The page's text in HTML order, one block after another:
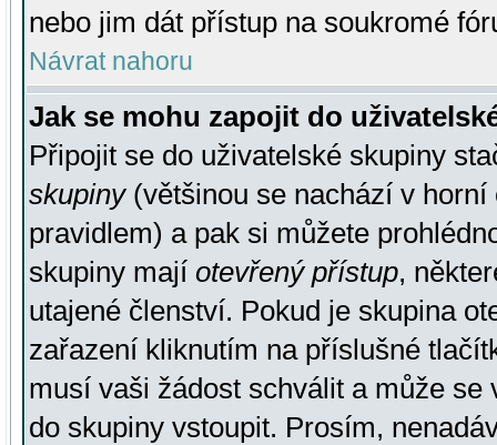
nebo jim dát přístup na soukromé
Návrat nahoru
Jak se mohu zapojit do
Připojit se do uživatelské skupiny
skupiny(většinou se nachází v horní
pravidlem) a pak si můžete
skupiny mají otevřený přístup,
utajené členství. Pokud je skupina
zařazení kliknutím na příslušné
musí vaši žádost schválit a může se
do skupiny vstoupit. Prosím,